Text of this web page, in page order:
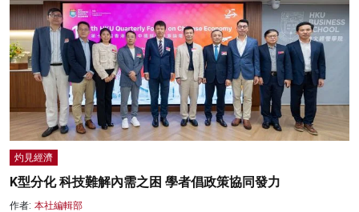
灼見經濟
K型分化 科技難解內需之困 學者倡政策協同發力
作者: 本社編輯部